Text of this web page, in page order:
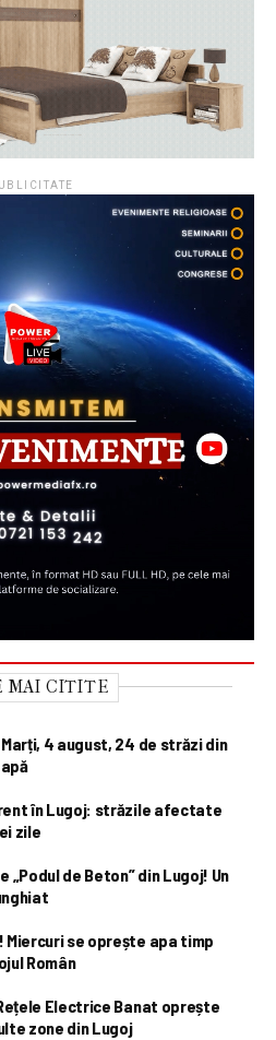
MAI CITITE
4 august, 24 de străzi din
în Lugoj: străzile afectate
zile
de Beton” din Lugoj! Un
Miercuri se oprește apa timp
Român
Electrice Banat oprește
zone din Lugoj